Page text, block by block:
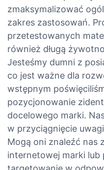
zmaksymalizować
zakres zastosowań.
przetestowanych
również długą
Jesteśmy dumni z
co jest ważne dla
wstępnym
pozycjonowanie
docelowego marki.
w przyciągnięcie
Mogą oni znaleźć nas
internetowej marki lub